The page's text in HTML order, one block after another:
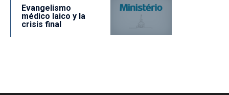
Evangelismo
médico laico y la
crisis final